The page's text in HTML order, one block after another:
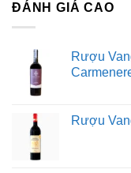
ĐÁNH GIÁ CAO
Rượu
Rượu